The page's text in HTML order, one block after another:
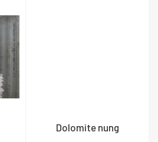
Dolomite nung